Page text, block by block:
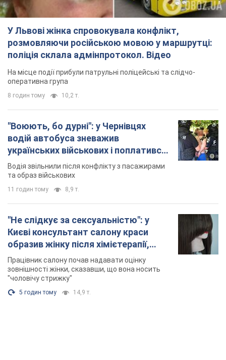
У Львові жінка спровокувала конфлікт,
розмовляючи російською мовою у маршрутці:
поліція склала адмінпротокол. Відео
На місце події прибули патрульні поліцейські та слідчо-
оперативна група
8 годин тому 10,2 т.
"Воюють, бо дурні": у Чернівцях
водій автобуса зневажив
українських військових і поплатився.
Відео
Водія звільнили після конфлікту з пасажирами
та образ військових
11 годин тому 8,9 т.
"Не слідкує за сексуальністю": у
Києві консультант салону краси
образив жінку після хімієтерапії,
розгорівся скандал. Фото
Працівник салону почав надавати оцінку
зовнішності жінки, сказавши, що вона носить
"чоловічу стрижку"
5 годин тому 14,9 т.